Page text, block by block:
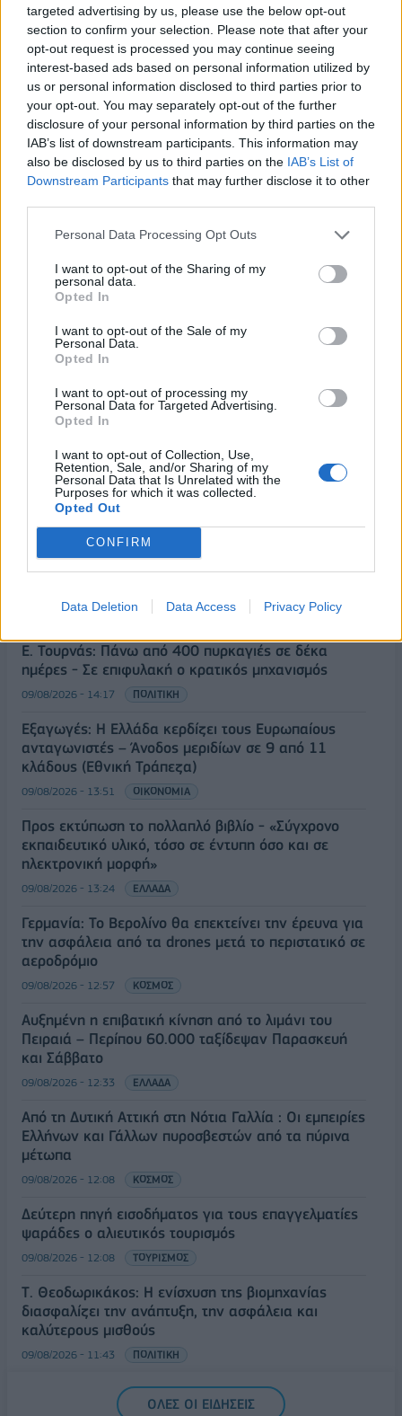
targeted advertising by us, please use the below opt-out
section to confirm your selection. Please note that after your
opt-out request is processed you may continue seeing
interest-based ads based on personal information utilized by
us or personal information disclosed to third parties prior to
your opt-out. You may separately opt-out of the further
disclosure of your personal information by third parties on the
IAB’s list of downstream participants. This information may
also be disclosed by us to third parties on the IAB’s List of
Downstream Participants that may further disclose it to other
Personal Data Processing Opt Outs
I want to opt-out of the Sharing of my
personal data.
Opted In
I want to opt-out of the Sale of my
Personal Data.
Opted In
I want to opt-out of processing my
Personal Data for Targeted Advertising.
Opted In
I want to opt-out of Collection, Use,
Retention, Sale, and/or Sharing of my
Personal Data that Is Unrelated with the
Purposes for which it was collected.
Opted Out
CONFIRM
Data Deletion Data Access Privacy Policy
Στον αέρα βρίσκεται η νέα
τηλεοπτική καμπάνια του
Φυσικού Μεταλλικού
Νερού ΘΕΟΝΗ
Ελληνική Ένωση Καφέ:
Συνάντηση της νέας
διοίκησης με τον υπουργό
Οικονομικών Κωστή
ΡΟΗ ΕΙΔΗΣΕΩΝ
Π. Μαρινάκης: «Το δημογραφικό δεν μπορεί να
ΠΟΛΙΤΙΚΗ
Ε. Τουρνάς: Πάνω από 400 πυρκαγιές σε δέκα
ημέρες - Σε επιφυλακή ο κρατικός μηχανισμός
09/08/2026 - 14:17 ΠΟΛΙΤΙΚΗ
Εξαγωγές: Η Ελλάδα κερδίζει τους Ευρωπαίους
ανταγωνιστές – Άνοδος μεριδίων σε 9 από 11
κλάδους (Εθνική Τράπεζα)
09/08/2026 - 13:51 ΟΙΚΟΝΟΜΙΑ
Προς εκτύπωση το πολλαπλό βιβλίο - «Σύγχρονο
εκπαιδευτικό υλικό, τόσο σε έντυπη όσο και σε
ηλεκτρονική μορφή»
09/08/2026 - 13:24 ΕΛΛΑΔΑ
Γερμανία: Το Βερολίνο θα επεκτείνει την έρευνα για
την ασφάλεια από τα drones μετά το περιστατικό σε
αεροδρόμιο
09/08/2026 - 12:57 ΚΟΣΜΟΣ
Αυξημένη η επιβατική κίνηση από το λιμάνι του
Πειραιά – Περίπου 60.000 ταξίδεψαν Παρασκευή
και Σάββατο
09/08/2026 - 12:33 ΕΛΛΑΔΑ
Από τη Δυτική Αττική στη Νότια Γαλλία : Οι εμπειρίες
Ελλήνων και Γάλλων πυροσβεστών από τα πύρινα
μέτωπα
09/08/2026 - 12:08 ΚΟΣΜΟΣ
Δεύτερη πηγή εισοδήματος για τους επαγγελματίες
ψαράδες ο αλιευτικός τουρισμός
09/08/2026 - 12:08 ΤΟΥΡΙΣΜΟΣ
Τ. Θεοδωρικάκος: Η ενίσχυση της βιομηχανίας
διασφαλίζει την ανάπτυξη, την ασφάλεια και
καλύτερους μισθούς
09/08/2026 - 11:43 ΠΟΛΙΤΙΚΗ
Υπ. Μεταφορών: Οριστική λύση στο ζήτημα των
πινακίδων κυκλοφορίας - Τέλος στις χρονοβόρες
ΟΛΕΣ ΟΙ ΕΙΔΗΣΕΙΣ